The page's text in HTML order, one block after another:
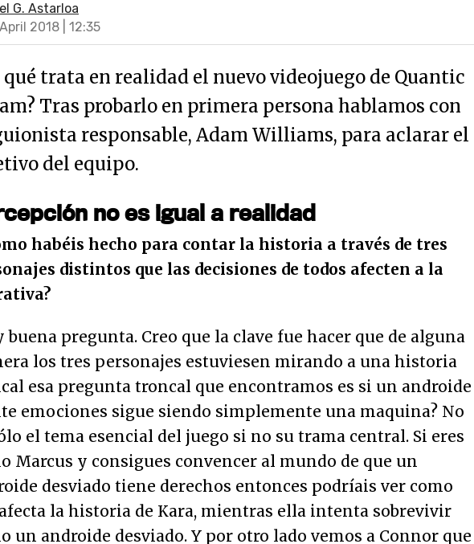
G. Astarloa
2018 | 12:35
qué trata en realidad el nuevo videojuego de Quantic
Tras probarlo en primera persona hablamos con
responsable, Adam Williams, para aclarar el
del equipo.
no es igual a realidad
habéis hecho para contar la historia a través de tres
distintos que las decisiones de todos afecten a la
buena pregunta. Creo que la clave fue hacer que de alguna
los tres personajes estuviesen mirando a una historia
esa pregunta troncal que encontramos es si un androide
emociones sigue siendo simplemente una maquina? No
el tema esencial del juego si no su trama central. Si eres
Marcus y consigues convencer al mundo de que un
desviado tiene derechos entonces podríais ver como
la historia de Kara, mientras ella intenta sobrevivir
un androide desviado. Y por otro lado vemos a Connor que